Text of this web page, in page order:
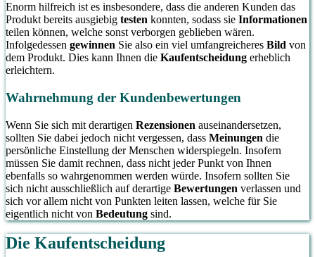
Enorm hilfreich ist es insbesondere, dass die anderen Kunden das
Produkt bereits ausgiebig testen konnten, sodass sie Informationen
teilen können, welche sonst verborgen geblieben wären.
Infolgedessen gewinnen Sie also ein viel umfangreicheres Bild von
dem Produkt. Dies kann Ihnen die Kaufentscheidung erheblich
erleichtern.
Wahrnehmung der Kundenbewertungen
Wenn Sie sich mit derartigen Rezensionen auseinandersetzen,
sollten Sie dabei jedoch nicht vergessen, dass Meinungen die
persönliche Einstellung der Menschen widerspiegeln. Insofern
müssen Sie damit rechnen, dass nicht jeder Punkt von Ihnen
ebenfalls so wahrgenommen werden würde. Insofern sollten Sie
sich nicht ausschließlich auf derartige Bewertungen verlassen und
sich vor allem nicht von Punkten leiten lassen, welche für Sie
eigentlich nicht von Bedeutung sind.
Die Kaufentscheidung